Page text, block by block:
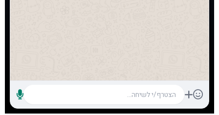
הצטרף/י לשיחה...